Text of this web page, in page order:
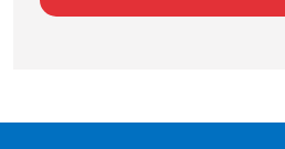
การรับข้อมูลส่วนบุคคล
การใช้ข้อมูลส่วนบุคคล